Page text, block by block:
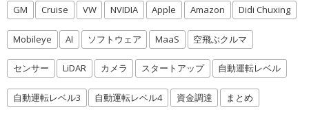
GM Cruise VW NVIDIA Apple Amazon Didi Chuxing
Mobileye AI ソフトウェア MaaS 空飛ぶクルマ
センサー LiDAR カメラ スタートアップ 自動運転レベル
自動運転レベル3 自動運転レベル4 資金調達 まとめ